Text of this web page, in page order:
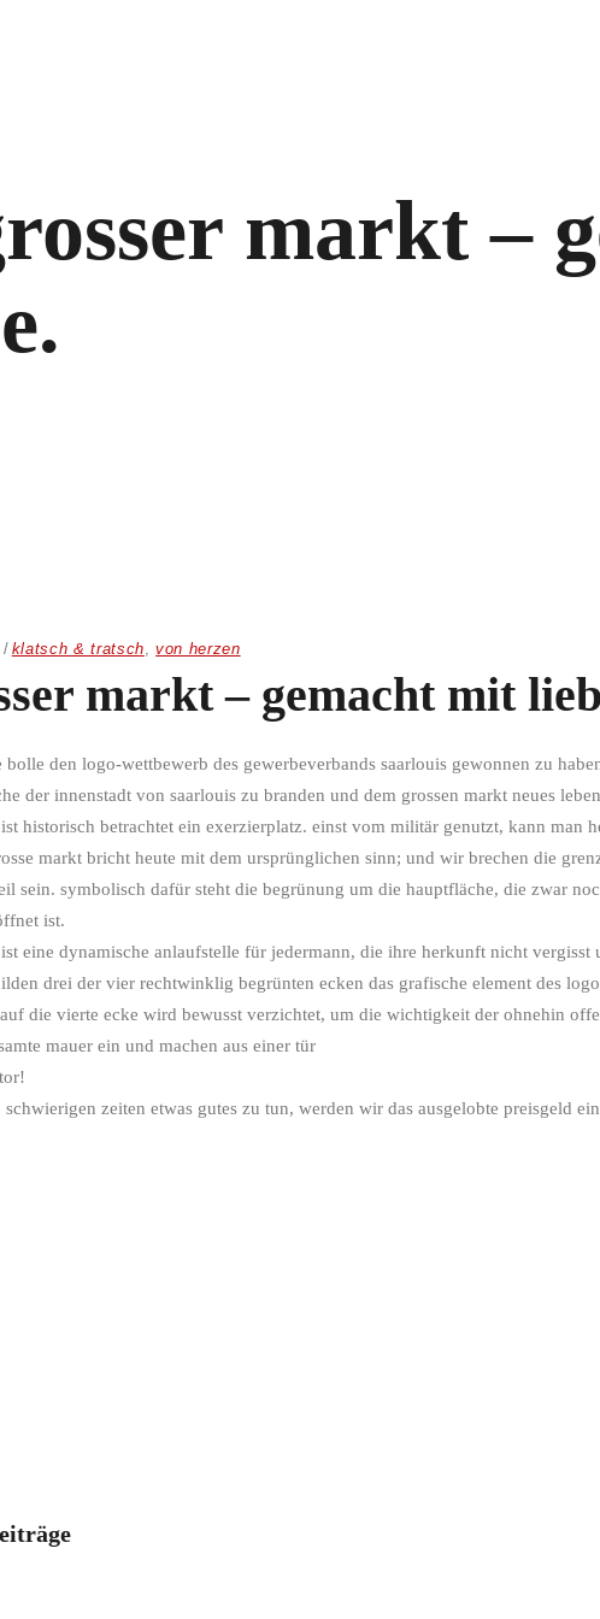
markt –
klatsch & tratsch,von herzen
markt – gemacht mit
den logo-wettbewerb des gewerbeverbands saarlouis gewonnen zu
der innenstadt von saarlouis zu branden und dem grossen markt neues
historisch betrachtet ein exerzierplatz. einst vom militär genutzt, kann
markt bricht heute mit dem ursprünglichen sinn; und wir brechen die
sein. symbolisch dafür steht die begrünung um die hauptfläche, die zwar
ist.
eine dynamische anlaufstelle für jedermann, die ihre herkunft nicht
drei der vier rechtwinklig begrünten ecken das grafische element des
die vierte ecke wird bewusst verzichtet, um die wichtigkeit der ohnehin
mauer ein und machen aus einer tür
zeiten etwas gutes zu tun, werden wir das ausgelobte preisgeld